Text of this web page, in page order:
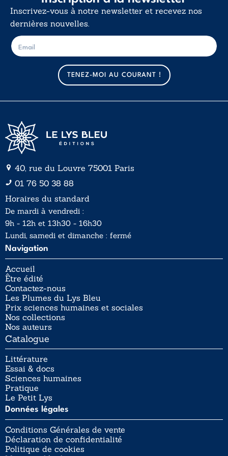
Inscrivez-vous à notre newsletter et recevez nos
dernières nouvelles.
m
a
i
l
E
-
m
TENEZ-MOI AU COURANT !
40, rue du Louvre 75001 Paris
01 76 50 38 88
Horaires du standard
De mardi à vendredi :
9h - 12h et 13h30 - 16h30
Lundi, samedi et dimanche : fermé
Navigation
Accueil
Être édité
Contactez-nous
Les Plumes du Lys Bleu
Prix sciences humaines et sociales
Nos collections
Nos auteurs
Catalogue
Littérature
Essai & docs
Sciences humaines
Pratique
Le Petit Lys
Données légales
Conditions Générales de vente
Déclaration de confidentialité
Politique de cookies